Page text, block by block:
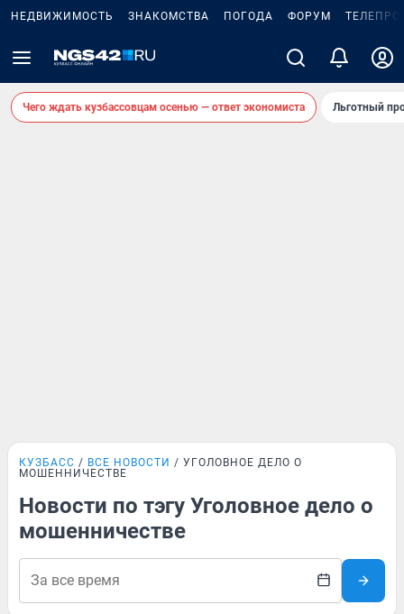
НЕДВИЖИМОСТЬ ЗНАКОМСТВА ПОГОДА ФОРУМ
Чего ждать кузбассовцам осенью — ответ экономиста Льготный
КУЗБАСС ВСЕ НОВОСТИ
УГОЛОВНОЕ ДЕЛО О
МОШЕННИЧЕСТВЕ
Новости по тэгу Уголовное дело о
мошенничестве